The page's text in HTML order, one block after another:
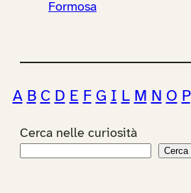
Formosa
A B C D E F G I L M N O P
Cerca nelle curiosità
Cerca